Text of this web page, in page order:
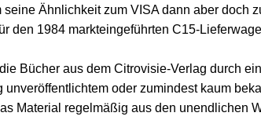
seine Ähnlichkeit zum VISA dann aber doch
den 1984 markteingeführten C15-
Bücher aus dem Citrovisie-Verlag durch
oder zumindest kaum
Material regelmäßig aus den unendlichen